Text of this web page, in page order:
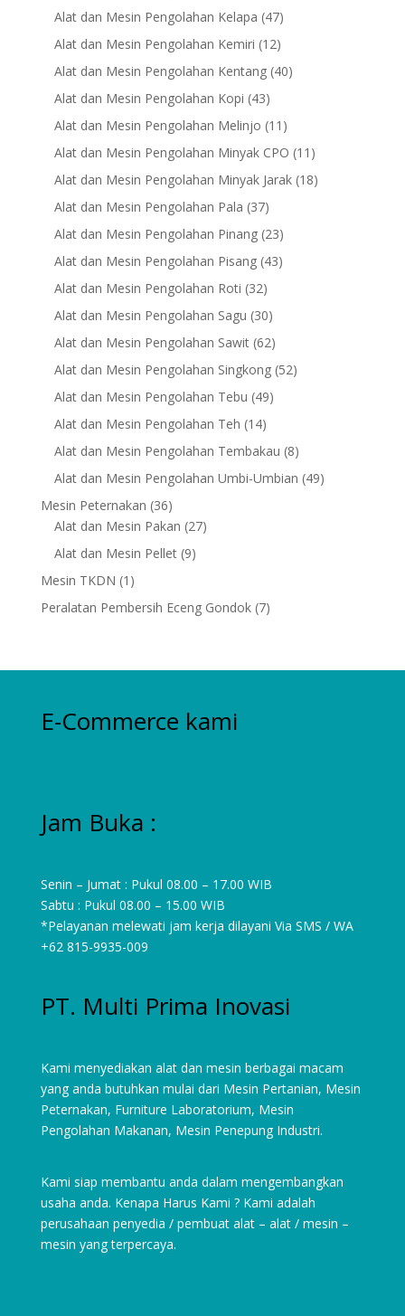
products
Alat dan Mesin Pengolahan Kelapa 4747
products
Alat dan Mesin Pengolahan Kemiri 1212
products
Alat dan Mesin Pengolahan Kentang 4040
Alat dan Mesin Pengolahan Kopi 4343
products
Alat dan Mesin Pengolahan Melinjo 11 11
products
Alat dan Mesin Pengolahan Minyak CPO 11 11
products
Alat dan Mesin Pengolahan Minyak Jarak 1818
Alat dan Mesin Pengolahan Pala 3737
products
Alat dan Mesin Pengolahan Pinang 2323
products
Alat dan Mesin Pengolahan Pisang 4343
Alat dan Mesin Pengolahan Roti 3232
products
Alat dan Mesin Pengolahan Sagu 3030
products
Alat dan Mesin Pengolahan Sawit 6262
products
Alat dan Mesin Pengolahan Singkong 5252
Alat dan Mesin Pengolahan Tebu 4949
Alat dan Mesin Pengolahan Teh 1414
products
Alat dan Mesin Pengolahan Tembakau 88
products
Alat dan Mesin Pengolahan Umbi-Umbian 4949
Mesin Peternakan 3636
products
Alat dan Mesin Pakan 2727
Alat dan Mesin Pellet 99
Mesin TKDN 1 1
product
Peralatan Pembersih Eceng Gondok 77
E-Commerce kami
Jam Buka :
Senin – Jumat : Pukul 08.00 – 17.00 WIB
Sabtu : Pukul 08.00 – 15.00 WIB
*Pelayanan melewati jam kerja dilayani Via SMS / WA
+62 815-9935-009
PT. Multi Prima Inovasi
Kami menyediakan alat dan mesin berbagai macam
yang anda butuhkan mulai dari Mesin Pertanian, Mesin
Peternakan, Furniture Laboratorium, Mesin
Pengolahan Makanan, Mesin Penepung Industri.
Kami siap membantu anda dalam mengembangkan
usaha anda. Kenapa Harus Kami ? Kami adalah
perusahaan penyedia / pembuat alat – alat / mesin –
mesin yang terpercaya.